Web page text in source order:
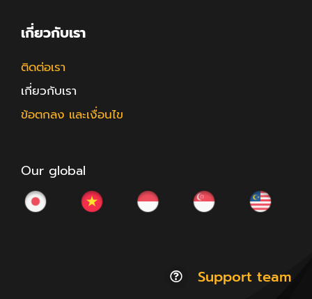
เกี่ยวกับเรา
ติดต่อเรา
เกี่ยวกับเรา
ข้อตกลง และเงื่อนไข
Our global
Support team